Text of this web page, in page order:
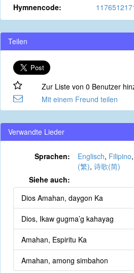
Hymnencode:
Teilen
Zur Liste von 0 Benutzer
Mit einem Freund teilen
Verwandte Lieder
Sprachen: Englisch, Filipino,
(繁), 诗歌(简)
Siehe auch:
Dios Amahan, daygon Ka
Dios, Ikaw gugma’g kahayag
Amahan, Espiritu Ka
Amahan, among simbahon